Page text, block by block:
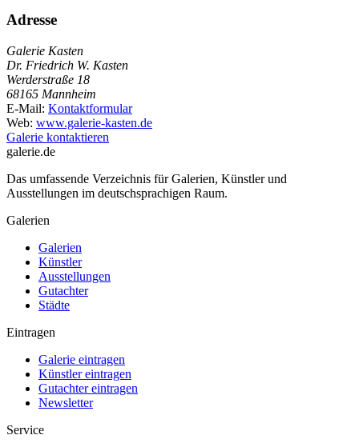
Adresse
Galerie Kasten
Dr. Friedrich W. Kasten
Werderstraße 18
68165 Mannheim
E-Mail: Kontaktformular
Web: www.galerie-kasten.de
Galerie kontaktieren
galerie.de
Das umfassende Verzeichnis für Galerien, Künstler und
Ausstellungen im deutschsprachigen Raum.
Galerien
Galerien
Künstler
Ausstellungen
Gutachter
Städte
Eintragen
Galerie eintragen
Künstler eintragen
Gutachter eintragen
Newsletter
Service